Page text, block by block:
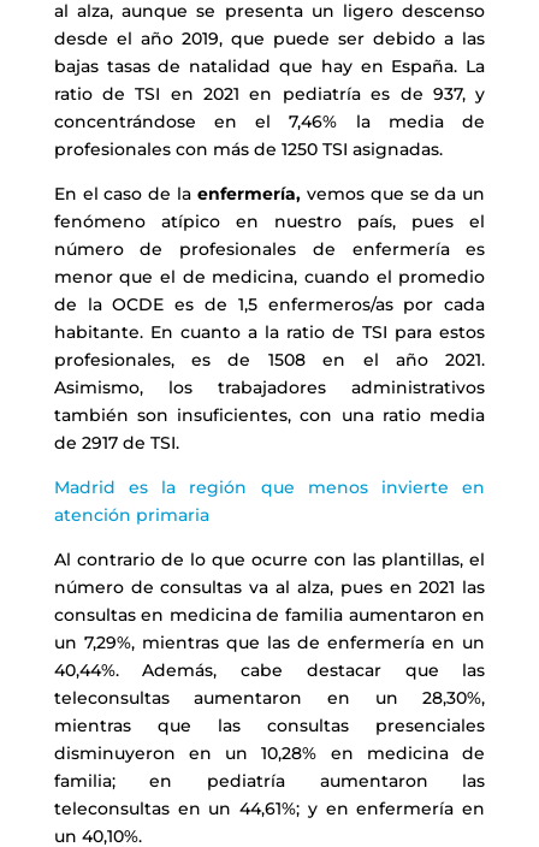
al alza, aunque se presenta un ligero descenso
desde el año 2019, que puede ser debido a las
bajas tasas de natalidad que hay en España. La
ratio de TSI en 2021 en pediatría es de 937, y
concentrándose en el 7,46% la media de
profesionales con más de 1250 TSI asignadas.
En el caso de la enfermería, vemos que se da un
fenómeno atípico en nuestro país, pues el
número de profesionales de enfermería es
menor que el de medicina, cuando el promedio
de la OCDE es de 1,5 enfermeros/as por cada
habitante. En cuanto a la ratio de TSI para estos
profesionales, es de 1508 en el año 2021.
Asimismo, los trabajadores administrativos
también son insuficientes, con una ratio media
de 2917 de TSI.
Madrid es la región que menos invierte en
atención primaria
Al contrario de lo que ocurre con las plantillas, el
número de consultas va al alza, pues en 2021 las
consultas en medicina de familia aumentaron en
un 7,29%, mientras que las de enfermería en un
40,44%. Además, cabe destacar que las
teleconsultas aumentaron en un 28,30%,
mientras que las consultas presenciales
disminuyeron en un 10,28% en medicina de
familia; en pediatría aumentaron las
teleconsultas en un 44,61%; y en enfermería en
un 40,10%.